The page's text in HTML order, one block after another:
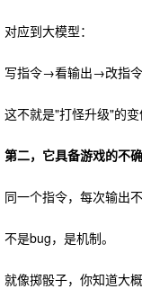
对应到大模型：
写指令→看输出→改指
这不就是"打怪升级"的变
第二，它具备游戏的不确
同一个指令，每次输出不
不是bug，是机制。
就像掷骰子，你知道大